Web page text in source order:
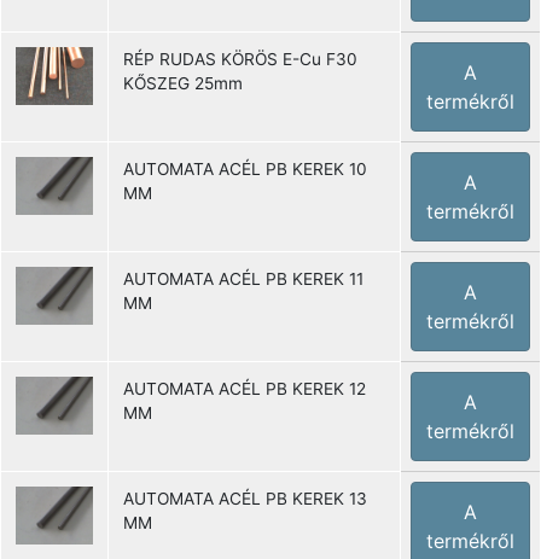
RÉP RUDAS KÖRÖS E-Cu F30
KŐSZEG 25mm
A
termékről
AUTOMATA ACÉL PB KEREK 10
MM
A
termékről
AUTOMATA ACÉL PB KEREK 11
MM
A
termékről
AUTOMATA ACÉL PB KEREK 12
MM
A
termékről
AUTOMATA ACÉL PB KEREK 13
MM
A
termékről